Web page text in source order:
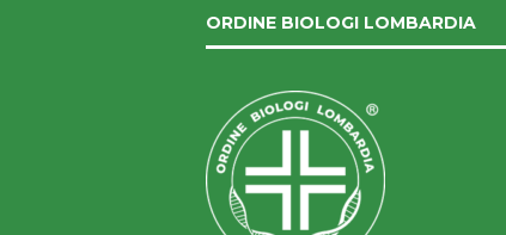
ORDINE BIOLOGI LOMBARDIA